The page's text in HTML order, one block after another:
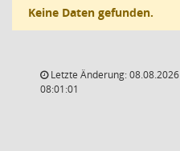
Keine Daten gefunden.
Letzte Änderung: 08.08.2026
08:01:01